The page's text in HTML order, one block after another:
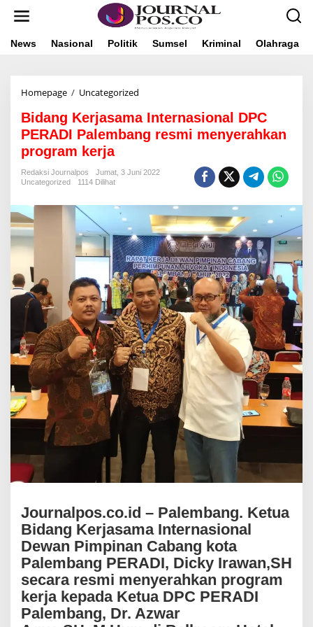
News Nasional Politik Sumsel Kriminal Olahraga
Homepage / Uncategorized
d
a
n
K
j
s
a
m
a
I
n
t
e
r
n
a
s
o
n
C
P
R
A
D
I
P
a
l
e
m
b
Bidang Kerjasama Internasional DPC
PERADI Palembang resmi menyerahkan
program kerja
Redaksi Journalpos
Jumat, 3 Juni 2022
Uncategorized
1114 Dilihat
Journalpos.co.id – Palembang. Ketua
Bidang Kerjasama Internasional
Dewan Pimpinan Cabang kota
Palembang PERADI, Dicky Irawan,SH
secara resmi menyerahkan program
kerja kepada Ketua DPC PERADI
Palembang, Dr. Azwar